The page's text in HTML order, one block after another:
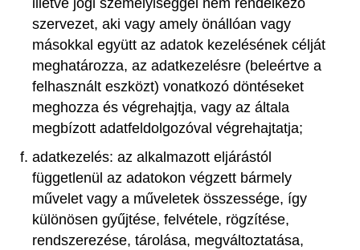
illetve jogi személyiséggel nem rendelkező
szervezet, aki vagy amely önállóan vagy
másokkal együtt az adatok kezelésének célját
meghatározza, az adatkezelésre (beleértve a
felhasznált eszközt) vonatkozó döntéseket
meghozza és végrehajtja, vagy az általa
megbízott adatfeldolgozóval végrehajtatja;
adatkezelés: az alkalmazott eljárástól
függetlenül az adatokon végzett bármely
művelet vagy a műveletek összessége, így
különösen gyűjtése, felvétele, rögzítése,
rendszerezése, tárolása, megváltoztatása,